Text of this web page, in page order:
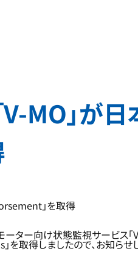
MO」が
」を取得
モーター向け状態監視サービス「
得しましたので、お知らせし